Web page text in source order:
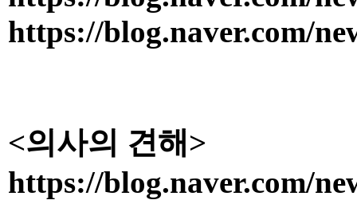
https://blog.naver.com/
<의사의 견해​>
https://blog.naver.com/